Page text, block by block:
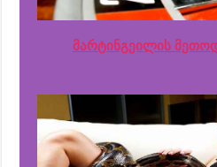
მარტინგეილის